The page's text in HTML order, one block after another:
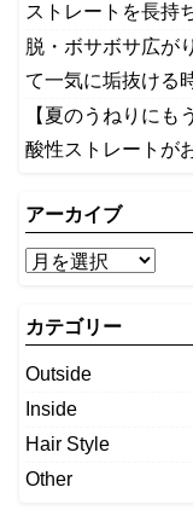
ストレートを長持
脱・ボサボサ広が
て一気に垢抜ける
【夏のうねりにも
酸性ストレートが
アーカイブ
カテゴリー
Outside
Inside
Hair Style
Other